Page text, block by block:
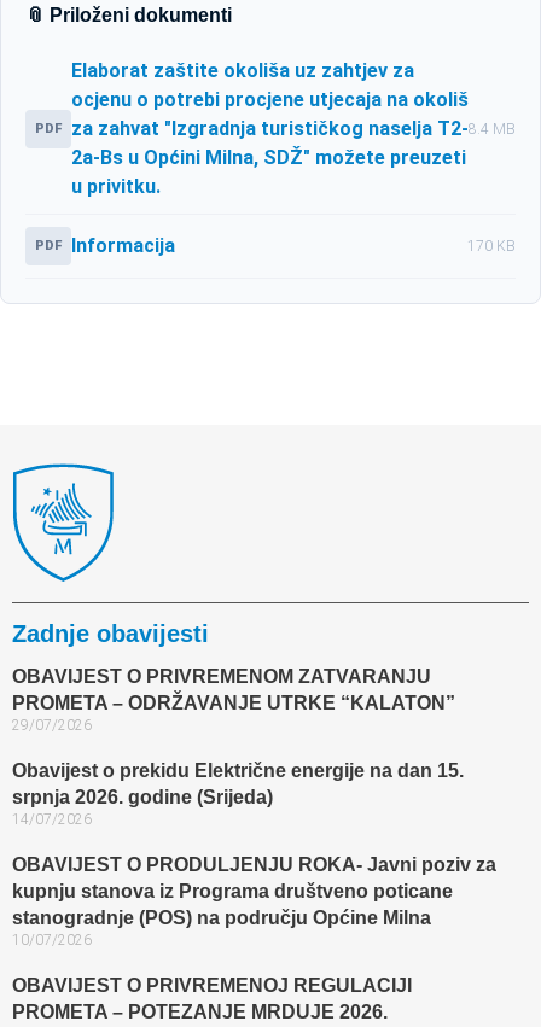
📎 Priloženi dokumenti
PDF
Elaborat zaštite okoliša uz zahtjev za
ocjenu o potrebi procjene utjecaja na okoliš
za zahvat "Izgradnja turističkog naselja T2-
2a-Bs u Općini Milna, SDŽ" možete preuzeti
u privitku.
8.4 MB
PDF Informacija 170 KB
Zadnje obavijesti
OBAVIJEST O PRIVREMENOM ZATVARANJU
PROMETA – ODRŽAVANJE UTRKE “KALATON”
29/07/2026
Obavijest o prekidu Električne energije na dan 15.
srpnja 2026. godine (Srijeda)
14/07/2026
OBAVIJEST O PRODULJENJU ROKA- Javni poziv za
kupnju stanova iz Programa društveno poticane
stanogradnje (POS) na području Općine Milna
10/07/2026
OBAVIJEST O PRIVREMENOJ REGULACIJI
PROMETA – POTEZANJE MRDUJE 2026.